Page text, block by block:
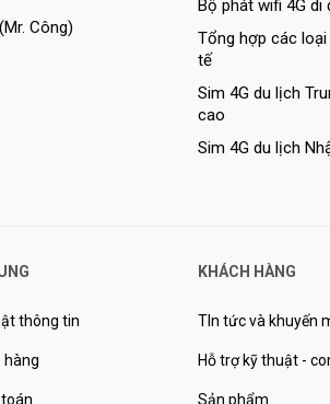
Passive
Passive PoE
Công)
Bộ phát wifi 4G di
Tổng hợp các
tế
Sim 4G du lịch
cao
Sim 4G du lịch
thông tin
hàng
KHÁCH HÀNG
TIn tức và khuyến
Hỗ trợ kỹ thuật -
Sản phẩm